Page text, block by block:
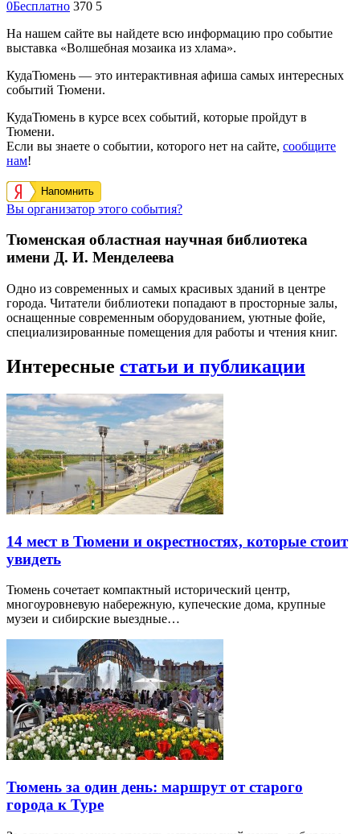
0Бесплатно 370 5
На нашем сайте вы найдете всю информацию про событие
выставка «Волшебная мозаика из хлама».
КудаТюмень — это интерактивная афиша самых интересных
событий Тюмени.
КудаТюмень в курсе всех событий, которые пройдут в
Тюмени.
Если вы знаете о событии, которого нет на сайте, сообщите
нам!
Напомнить
Вы организатор этого события?
Тюменская областная научная библиотека
имени Д. И. Менделеева
Одно из современных и самых красивых зданий в центре
города. Читатели библиотеки попадают в просторные залы,
оснащенные современным оборудованием, уютные фойе,
специализированные помещения для работы и чтения книг.
Интересные статьи и публикации
14 мест в Тюмени и окрестностях, которые стоит
увидеть
Тюмень сочетает компактный исторический центр,
многоуровневую набережную, купеческие дома, крупные
музеи и сибирские выездные…
Тюмень за один день: маршрут от старого
города к Туре